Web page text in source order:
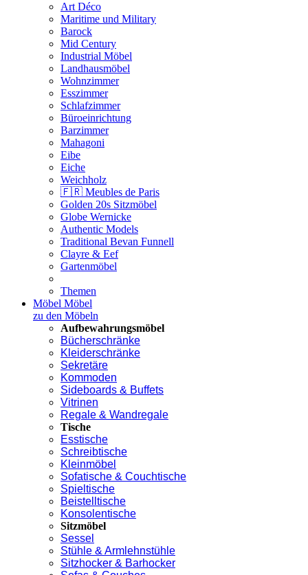
Art Déco
Maritime und Military
Barock
Mid Century
Industrial Möbel
Landhausmöbel
Wohnzimmer
Esszimmer
Schlafzimmer
Büroeinrichtung
Barzimmer
Mahagoni
Eibe
Eiche
Weichholz
🇫🇷 Meubles de Paris
Golden 20s Sitzmöbel
Globe Wernicke
Authentic Models
Traditional Bevan Funnell
Clayre & Eef
Gartenmöbel
Themen
Möbel Möbel
zu den Möbeln
Aufbewahrungsmöbel
Bücherschränke
Kleiderschränke
Sekretäre
Kommoden
Sideboards & Buffets
Vitrinen
Regale & Wandregale
Tische
Esstische
Schreibtische
Kleinmöbel
Sofatische & Couchtische
Spieltische
Beistelltische
Konsolentische
Sitzmöbel
Sessel
Stühle & Armlehnstühle
Sitzhocker & Barhocker